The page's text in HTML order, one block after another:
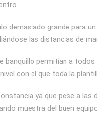
demasiado grande para
las distancias de
permitían a
con el que toda la
ya que pese a las
muestra del buen